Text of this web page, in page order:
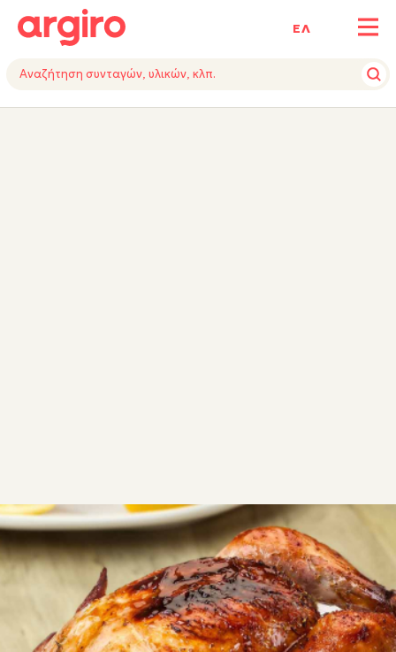
ΕΛ
ΥΛΙΚΑΕΚΤΕΛΕΣΗΕΞΟΠΛΙΣΜΟΣ
ΚΟΤΟΠΟΥΛΟ
Ολόκληρο κοτόπουλο στη
γάστρα
Ολόκληρο κοτόπουλο στη γάστρα με τραγανή
κρούστα και υπέροχη γλυκόξινη σάλτσα με